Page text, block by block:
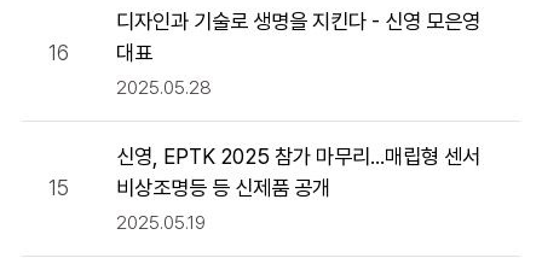
16
디자인과 기술로 생명을 지킨다 - 신영 모은영
대표
2025.05.28
15
신영, EPTK 2025 참가 마무리...매립형 센서
비상조명등 등 신제품 공개
2025.05.19